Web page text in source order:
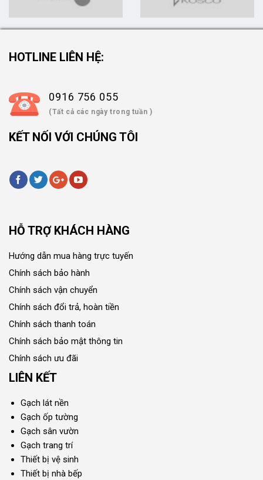
HOTLINE LIÊN HỆ:
0916 756 055
(Tất cả các ngày trong tuần )
KẾT NỐI VỚI CHÚNG TÔI
HỖ TRỢ KHÁCH HÀNG
Hướng dẫn mua hàng trực tuyến
Chính sách bảo hành
Chính sách vận chuyển
Chính sách đổi trả, hoàn tiền
Chính sách thanh toán
Chính sách bảo mật thông tin
Chính sách ưu đãi
LIÊN KẾT
Gạch lát nền
Gạch ốp tường
Gạch sân vườn
Gạch trang trí
Thiết bị vệ sinh
Thiết bị nhà bếp